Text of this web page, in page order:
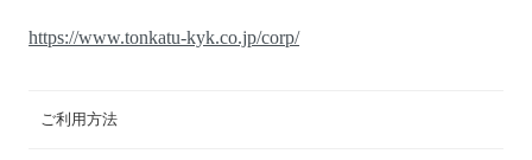
https://www.tonkatu-kyk.co.jp/corp/
ご利用方法